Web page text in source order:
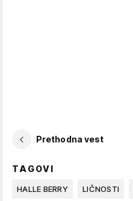
Prethodna vest
TAGOVI
HALLE BERRY LIČNOSTI